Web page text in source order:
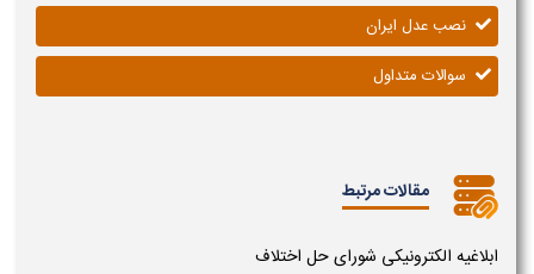
نصب عدل ایران
سوالات متداول
مقالات مرتبط
ابلاغیه الکترونیکی شورای حل اختلاف